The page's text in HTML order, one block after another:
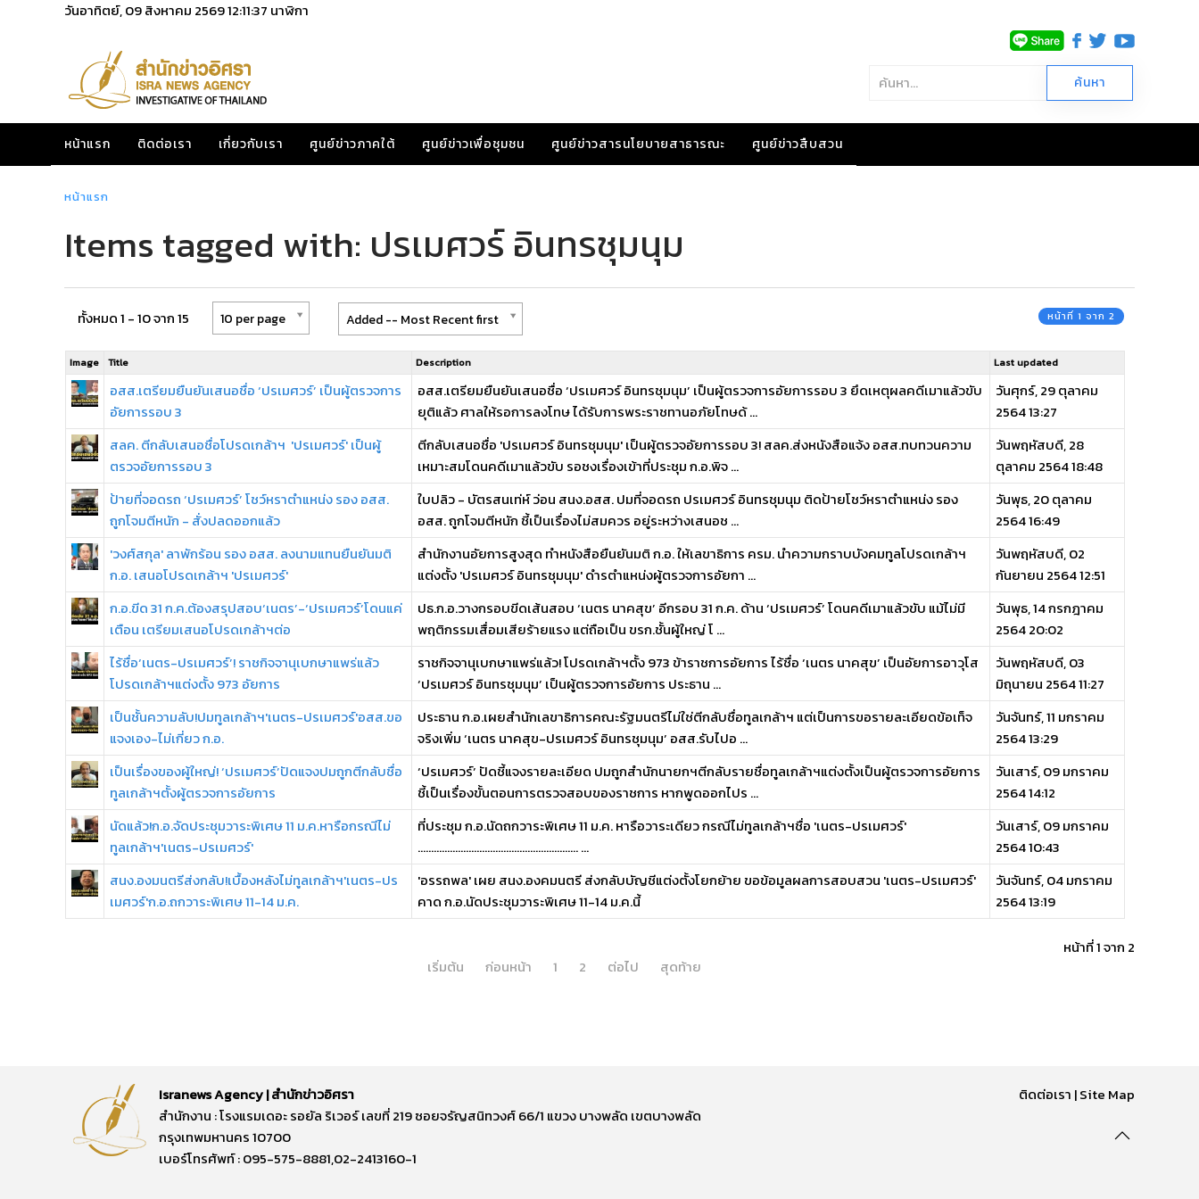
วันอาทิตย์, 09 สิงหาคม 256912:11:37 นาฬิกา
หน้าแรก ติดต่อเรา เกี่ยวกับเรา ศูนย์ข่าวภาคใต้ ศูนย์ข่าวเพื่อชุมชน ศูนย์ข่าวสารนโยบายสาธารณะ ศูนย์ข่าวสืบสวน
หน้าแรก
Items tagged with: ปรเมศวร์ อินทรชุมนุม
ทั้งหมด 1 - 10 จาก 15 10 per page Added -- Most Recent first หน้าที่ 1 จาก 2
Image Title Description Last updated
อสส.เตรียมยืนยันเสนอชื่อ ‘ปรเมศวร์’ เป็นผู้ตรวจการ
อัยการรอบ 3
อสส.เตรียมยืนยันเสนอชื่อ ‘ปรเมศวร์ อินทรชุมนุม’ เป็นผู้ตรวจการอัยการรอบ 3 ยึดเหตุผลคดีเมาแล้วขับ
ยุติแล้ว ศาลให้รอการลงโทษ ได้รับการพระราชทานอภัยโทษด้ ...
วันศุกร์, 29 ตุลาคม
2564 13:27
สลค. ตีกลับเสนอชื่อโปรดเกล้าฯ 'ปรเมศวร์' เป็นผู้
ตรวจอัยการรอบ 3
ตีกลับเสนอชื่อ 'ปรเมศวร์ อินทรชุมนุม' เป็นผู้ตรวจอัยการรอบ 3! สลค.ส่งหนังสือแจ้ง อสส.ทบทวนความ
เหมาะสมโดนคดีเมาแล้วขับ รอชงเรื่องเข้าที่ประชุม ก.อ.พิจ ...
วันพฤหัสบดี, 28
ตุลาคม 2564 18:48
ป้ายที่จอดรถ ‘ปรเมศวร์’ โชว์หราตำแหน่ง รอง อสส.
ถูกโจมตีหนัก - สั่งปลดออกแล้ว
ใบปลิว - บัตรสนเท่ห์ ว่อน สนง.อสส. ปมที่จอดรถ ปรเมศวร์ อินทรชุมนุม ติดป้ายโชว์หราตำแหน่ง รอง
อสส. ถูกโจมตีหนัก ชี้เป็นเรื่องไม่สมควร อยู่ระหว่างเสนอช ...
วันพุธ, 20 ตุลาคม
2564 16:49
'วงศ์สกุล' ลาพักร้อน รอง อสส. ลงนามแทนยืนยันมติ
ก.อ. เสนอโปรดเกล้าฯ 'ปรเมศวร์'
สำนักงานอัยการสูงสุด ทำหนังสือยืนยันมติ ก.อ. ให้เลขาธิการ ครม. นำความกราบบังคมทูลโปรดเกล้าฯ
แต่งตั้ง 'ปรเมศวร์ อินทรชุมนุม' ดำรตำแหน่งผู้ตรวจการอัยกา ...
วันพฤหัสบดี, 02
กันยายน 2564 12:51
ก.อ.ขีด 31 ก.ค.ต้องสรุปสอบ‘เนตร’-‘ปรเมศวร์’โดนแค่
เตือน เตรียมเสนอโปรดเกล้าฯต่อ
ปธ.ก.อ.วางกรอบขีดเส้นสอบ ‘เนตร นาคสุข’ อีกรอบ 31 ก.ค. ด้าน ‘ปรเมศวร์’ โดนคดีเมาแล้วขับ แม้ไม่มี
พฤติกรรมเสื่อมเสียร้ายแรง แต่ถือเป็น ขรก.ชั้นผู้ใหญ่ โ ...
วันพุธ, 14 กรกฎาคม
2564 20:02
ไร้ชื่อ‘เนตร-ปรเมศวร์’! ราชกิจจานุเบกษาแพร่แล้ว
โปรดเกล้าฯแต่งตั้ง 973 อัยการ
ราชกิจจานุเบกษาแพร่แล้ว! โปรดเกล้าฯตั้ง 973 ข้าราชการอัยการ ไร้ชื่อ ‘เนตร นาคสุข’ เป็นอัยการอาวุโส
‘ปรเมศวร์ อินทรชุมนุม’ เป็นผู้ตรวจการอัยการ ประธาน ...
วันพฤหัสบดี, 03
มิถุนายน 2564 11:27
เป็นชั้นความลับ!ปมทูลเกล้าฯ'เนตร-ปรเมศวร์'อสส.ขอ
แจงเอง-ไม่เกี่ยว ก.อ.
ประธาน ก.อ.เผยสำนักเลขาธิการคณะรัฐมนตรีไม่ใช่ตีกลับชื่อทูลเกล้าฯ แต่เป็นการขอรายละเอียดข้อเท็จ
จริงเพิ่ม ‘เนตร นาคสุข-ปรเมศวร์ อินทรชุมนุม’ อสส.รับไปอ ...
วันจันทร์, 11 มกราคม
2564 13:29
เป็นเรื่องของผู้ใหญ่! ‘ปรเมศวร์’ปัดแจงปมถูกตีกลับชื่อ
ทูลเกล้าฯตั้งผู้ตรวจการอัยการ
‘ปรเมศวร์’ ปัดชี้แจงรายละเอียด ปมถูกสำนักนายกฯตีกลับรายชื่อทูลเกล้าฯแต่งตั้งเป็นผู้ตรวจการอัยการ
ชี้เป็นเรื่องขั้นตอนการตรวจสอบของราชการ หากพูดออกไปร ...
วันเสาร์, 09 มกราคม
2564 14:12
นัดแล้ว!ก.อ.จัดประชุมวาระพิเศษ 11 ม.ค.หารือกรณีไม่
ทูลเกล้าฯ'เนตร-ปรเมศวร์'
ที่ประชุม ก.อ.นัดถกวาระพิเศษ 11 ม.ค. หารือวาระเดียว กรณีไม่ทูลเกล้าฯชื่อ 'เนตร-ปรเมศวร์'
............................................................ ...
วันเสาร์, 09 มกราคม
2564 10:43
สนง.องมนตรีส่งกลับ!เบื้องหลังไม่ทูลเกล้าฯ'เนตร-ปร
เมศวร์'ก.อ.ถกวาระพิเศษ 11-14 ม.ค.
'อรรถพล' เผย สนง.องคมนตรี ส่งกลับบัญชีแต่งตั้งโยกย้าย ขอข้อมูลผลการสอบสวน 'เนตร-ปรเมศวร์'
คาด ก.อ.นัดประชุมวาระพิเศษ 11-14 ม.ค.นี้
วันจันทร์, 04 มกราคม
2564 13:19
หน้าที่ 1 จาก 2
เริ่มต้น
ก่อนหน้า 1 2 ต่อไป สุดท้าย
Isranews Agency | สำนักข่าวอิศรา
สำนักงาน : โรงแรมเดอะ รอยัล ริเวอร์ เลขที่ 219 ซอยจรัญสนิทวงศ์ 66/1 แขวง บางพลัด เขตบางพลัด
กรุงเทพมหานคร 10700
เบอร์โทรศัพท์ : 095-575-8881,02-2413160-1
ติดต่อเรา |Site Map